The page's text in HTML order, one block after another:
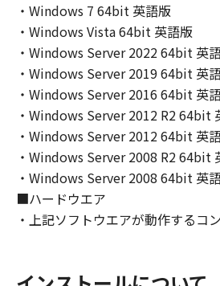
5. EXPORT CONTROL
You agree to comply with all
restrictions and regulations
involved, and not to export
directly or indirectly, the
violation of any such laws,
regulations, or without all
approvals.
6. SUPPORT AND UPDATE
NEITHER CANON, CANON'S
RESPONSIBLE FOR
・Windows 7 64bit 英語版
・Windows Vista 64bit 英語版
・Windows Server 2022 64bit 英
・Windows Server 2019 64bit 英
・Windows Server 2016 64bit 英
・Windows Server 2012 R2 64bit
・Windows Server 2012 64bit 英
・Windows Server 2008 R2 64bit
・Windows Server 2008 64bit 英
■ハードウエア
・上記ソフトウエアが動作するコ